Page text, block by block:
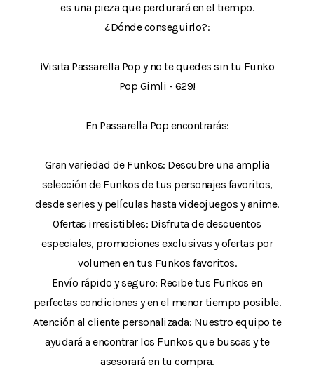
es una pieza que perdurará en el tiempo.
¿Dónde conseguirlo?:
¡Visita Passarella Pop y no te quedes sin tu Funko
Pop Gimli - 629!
En Passarella Pop encontrarás:
Gran variedad de Funkos: Descubre una amplia
selección de Funkos de tus personajes favoritos,
desde series y películas hasta videojuegos y anime.
Ofertas irresistibles: Disfruta de descuentos
especiales, promociones exclusivas y ofertas por
volumen en tus Funkos favoritos.
Envío rápido y seguro: Recibe tus Funkos en
perfectas condiciones y en el menor tiempo posible.
Atención al cliente personalizada: Nuestro equipo te
ayudará a encontrar los Funkos que buscas y te
asesorará en tu compra.